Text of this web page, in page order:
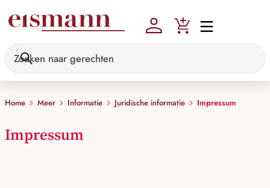
Home Meer Informatie Juridische informatie Impressum
Impressum